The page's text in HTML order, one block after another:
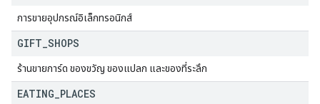
การขายอุปกรณ์อิเล็กทรอนิกส์
GIFT SHOPS
ร้านขายการ์ด ของขวัญ ของแปลก และของที่ระลึก
EATING PLACES